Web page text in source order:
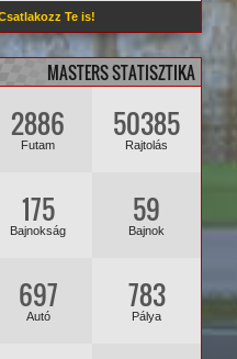
Te is!
MASTERS STATISZTIKA
2886
Futam
50385
Rajtolás
175
Bajnokság
59
Bajnok
697
Autó
783
Pálya